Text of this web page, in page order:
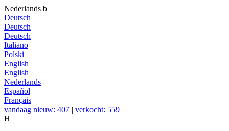
Nederlands b
Deutsch
Deutsch
Deutsch
Italiano
Polski
English
English
Nederlands
Español
Français
vandaag nieuw: 407 | verkocht: 559
H